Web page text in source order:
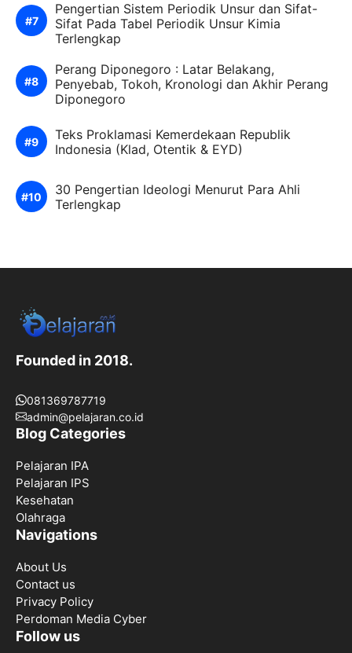
Pengertian Sistem Periodik Unsur dan Sifat-
Sifat Pada Tabel Periodik Unsur Kimia
Terlengkap
Perang Diponegoro : Latar Belakang,
Penyebab, Tokoh, Kronologi dan Akhir Perang
Diponegoro
Teks Proklamasi Kemerdekaan Republik
Indonesia (Klad, Otentik & EYD)
30 Pengertian Ideologi Menurut Para Ahli
Terlengkap
Founded in 2018.
081369787719
admin@pelajaran.co.id
Blog Categories
Pelajaran IPA
Pelajaran IPS
Kesehatan
Olahraga
Navigations
About Us
Contact us
Privacy Policy
Perdoman Media Cyber
Follow us